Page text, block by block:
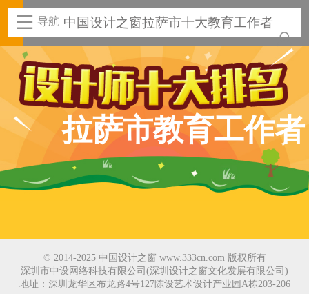
导航 中国设计之窗拉萨市十大教育工作者
拉萨市教育工作者
© 2014-2025 中国设计之窗 www.333cn.com 版权所有
深圳市中设网络科技有限公司(深圳设计之窗文化发展有限公司)
地址：深圳龙华区布龙路4号127陈设艺术设计产业园A栋203-206